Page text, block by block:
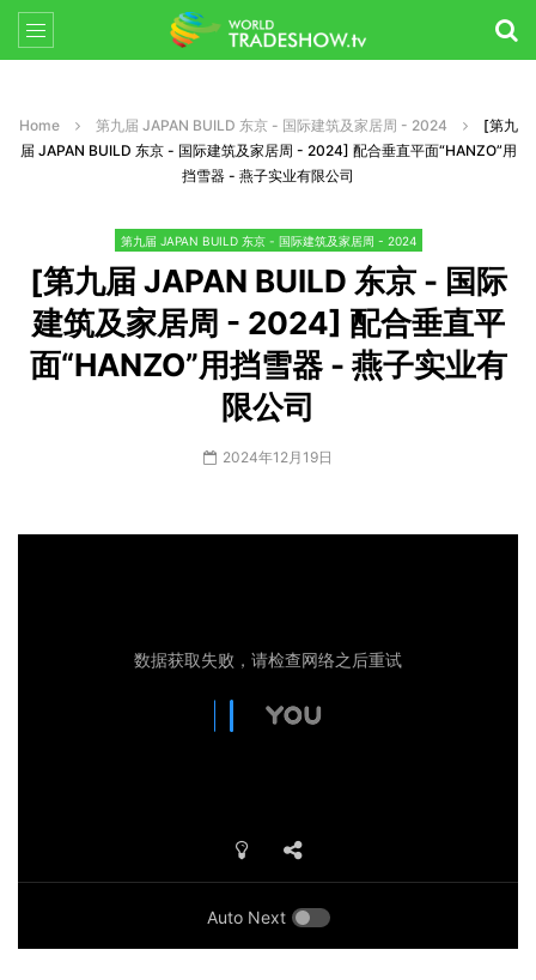
Home 第九届 JAPAN BUILD 东京 - 国际建筑及家居周 - 2024
[第九
届 JAPAN BUILD 东京 - 国际建筑及家居周 - 2024] 配合垂直平面“HANZO”用
挡雪器 - 燕子实业有限公司
第九届 JAPAN BUILD 东京 - 国际建筑及家居周 - 2024
[第九届 JAPAN BUILD 东京 - 国际
建筑及家居周 - 2024] 配合垂直平
面“HANZO”用挡雪器 - 燕子实业有
限公司
2024年12月19日
Auto Next